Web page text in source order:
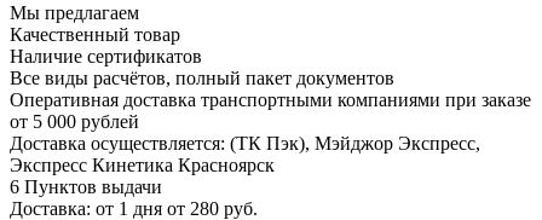
Мы предлагаем
Качественный товар
Наличие сертификатов
Все виды расчётов, полный пакет документов
Оперативная доставка транспортными компаниями при заказе
от 5 000 рублей
Доставка осуществляется: (ТК Пэк), Мэйджор Экспресс,
Экспресс Кинетика Красноярск
6 Пунктов выдачи
Доставка: от 1 дня от 280 руб.